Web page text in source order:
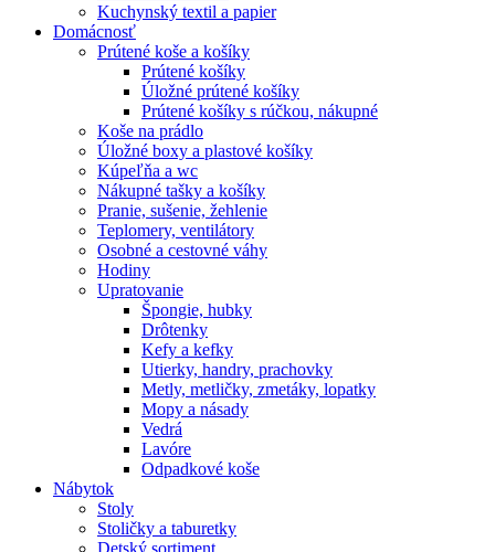
Kuchynský textil a papier
Domácnosť
Prútené koše a košíky
Prútené košíky
Úložné prútené košíky
Prútené košíky s rúčkou, nákupné
Koše na prádlo
Úložné boxy a plastové košíky
Kúpeľňa a wc
Nákupné tašky a košíky
Pranie, sušenie, žehlenie
Teplomery, ventilátory
Osobné a cestovné váhy
Hodiny
Upratovanie
Špongie, hubky
Drôtenky
Kefy a kefky
Utierky, handry, prachovky
Metly, metličky, zmetáky, lopatky
Mopy a násady
Vedrá
Lavóre
Odpadkové koše
Nábytok
Stoly
Stoličky a taburetky
Detský sortiment